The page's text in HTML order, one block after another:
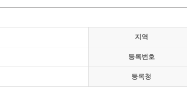
지역
등록번호
등록청